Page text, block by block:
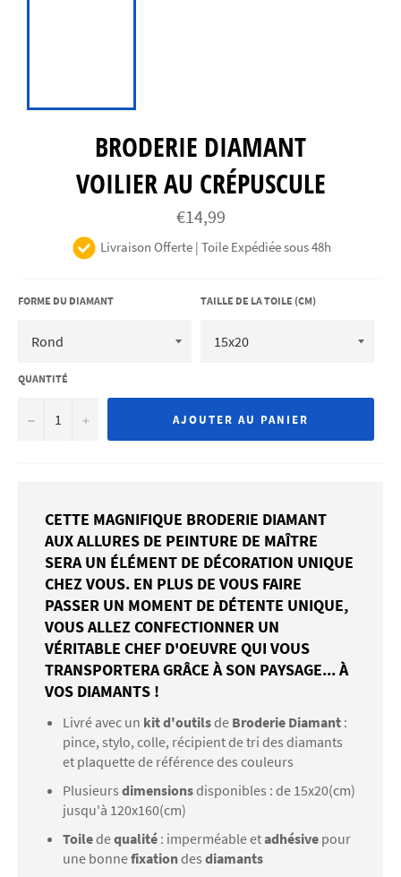
BRODERIE DIAMANT
VOILIER AU CRÉPUSCULE
Prix
régulier
€14,99
Livraison Offerte | Toile Expédiée sous 48h
FORME DU DIAMANT TAILLE DE LA TOILE (CM)
QUANTITÉ
− + AJOUTER AU PANIER
CETTE MAGNIFIQUE BRODERIE DIAMANT
AUX ALLURES DE PEINTURE DE MAÎTRE
SERA UN ÉLÉMENT DE DÉCORATION UNIQUE
CHEZ VOUS. EN PLUS DE VOUS FAIRE
PASSER UN MOMENT DE DÉTENTE UNIQUE,
VOUS ALLEZ CONFECTIONNER UN
VÉRITABLE CHEF D'OEUVRE QUI VOUS
TRANSPORTERA GRÂCE À SON PAYSAGE... À
VOS DIAMANTS !
Livré avec un kit d'outilsde Broderie Diamant :
pince, stylo, colle, récipient de tri des diamants
et plaquette de référence des couleurs
Plusieurs dimensionsdisponibles : de 15x20(cm)
jusqu'à 120x160(cm)
Toiledequalité : imperméable etadhésive pour
une bonnefixationdes diamants